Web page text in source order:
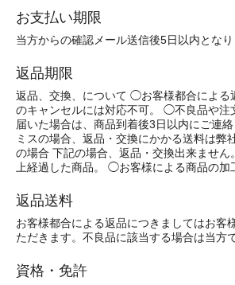
お支払い期限
当方からの確認メール送信後5日以内となり
返品期限
返品、交換、について ◯お客様都合による
のキャンセルには対応不可。 ◯不良品や注
届いた場合は、商品到着後3日以内にご連
ミスの場合、返品・交換にかかる送料は弊
の場合 下記の場合、返品・交換出来ませ
上経過した商品。 ◯お客様による商品の加
返品送料
お客様都合による返品につきましてはお客
ただきます。不良品に該当する場合は当方
資格・免許